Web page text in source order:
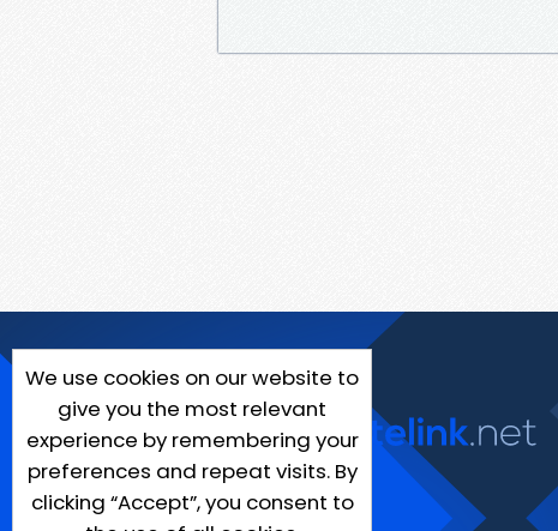
We use cookies on our website to
give you the most relevant
experience by remembering your
preferences and repeat visits. By
clicking “Accept”, you consent to